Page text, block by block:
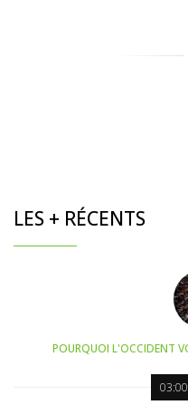
LES + RÉCENTS
03:00
POURQUOI L'OCCIDENT